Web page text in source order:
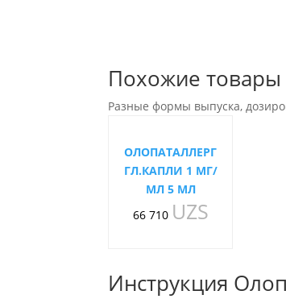
Похожие товары
Разные формы выпуска,
ОЛОПАТАЛЛЕРГ
ГЛ.КАПЛИ 1 МГ/
МЛ 5 МЛ
66 710 UZS
Инструкция